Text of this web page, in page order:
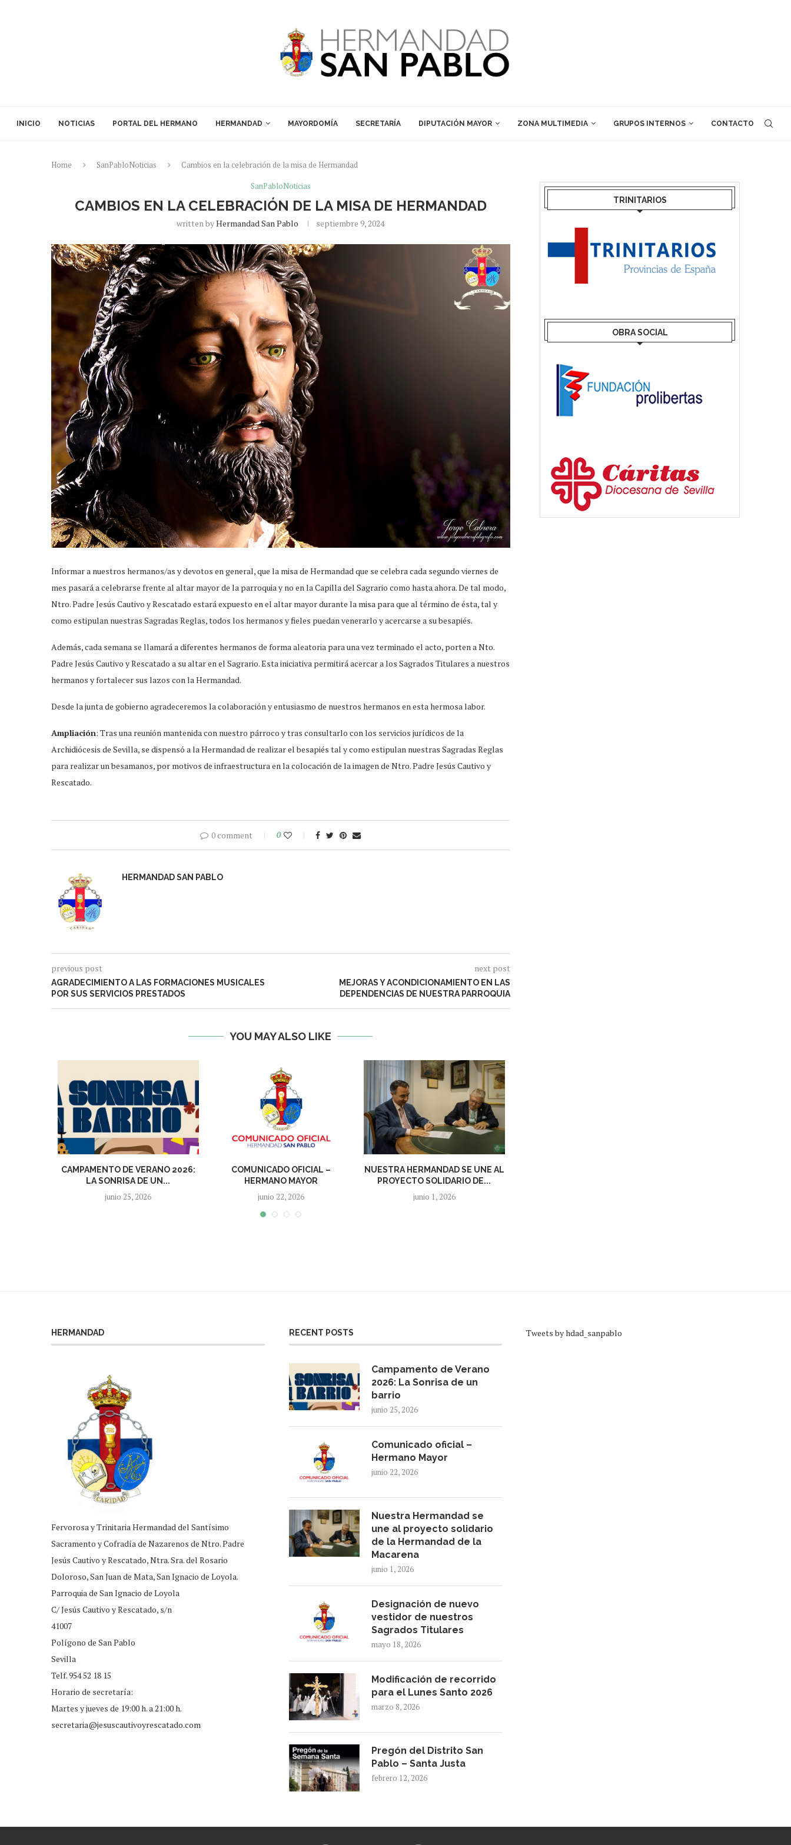
INICIO NOTICIAS PORTAL DEL HERMANO HERMANDAD MAYORDOMÍA SECRETARÍA DIPUTACIÓN MAYOR ZONA MULTIMEDIA GRUPOS INTERNOS CONTACTO
Home SanPabloNoticias
Cambios en la celebración de la misa de Hermandad
SanPabloNoticias
CAMBIOS EN LA CELEBRACIÓN DE LA MISA DE HERMANDAD
written byHermandad San Pablo septiembre 9, 2024
Informar a nuestros hermanos/as y devotos en general, que la misa de Hermandad que se celebra cada segundo viernes de
mes pasará a celebrarse frente al altar mayor de la parroquia y no en la Capilla del Sagrario como hasta ahora. De tal modo,
Ntro. Padre Jesús Cautivo y Rescatado estará expuesto en el altar mayor durante la misa para que al término de ésta, tal y
como estipulan nuestras Sagradas Reglas, todos los hermanos y fieles puedan venerarlo y acercarse a su besapiés.
Además, cada semana se llamará a diferentes hermanos de forma aleatoria para una vez terminado el acto, porten a Nto.
Padre Jesús Cautivo y Rescatado a su altar en el Sagrario. Esta iniciativa permitirá acercar a los Sagrados Titulares a nuestros
hermanos y fortalecer sus lazos con la Hermandad.
Desde la junta de gobierno agradeceremos la colaboración y entusiasmo de nuestros hermanos en esta hermosa labor.
Ampliación: Tras una reunión mantenida con nuestro párroco y tras consultarlo con los servicios jurídicos de la
Archidiócesis de Sevilla, se dispensó a la Hermandad de realizar el besapiés tal y como estipulan nuestras Sagradas Reglas
para realizar un besamanos, por motivos de infraestructura en la colocación de la imagen de Ntro. Padre Jesús Cautivo y
Rescatado.
0 comment 0
HERMANDAD SAN PABLO
previous post
AGRADECIMIENTO A LAS FORMACIONES MUSICALES
POR SUS SERVICIOS PRESTADOS
next post
MEJORAS Y ACONDICIONAMIENTO EN LAS
DEPENDENCIAS DE NUESTRA PARROQUIA
YOU MAY ALSO LIKE
CAMPAMENTO DE VERANO 2026:
LA SONRISA DE UN...
junio 25, 2026
COMUNICADO OFICIAL –
HERMANO MAYOR
junio 22, 2026
NUESTRA HERMANDAD SE UNE AL
PROYECTO SOLIDARIO DE...
junio 1, 2026
TRINITARIOS
OBRA SOCIAL
HERMANDAD
Fervorosa y Trinitaria Hermandad del Santísimo
Sacramento y Cofradía de Nazarenos de Ntro. Padre
Jesús Cautivo y Rescatado, Ntra. Sra. del Rosario
Doloroso, San Juan de Mata, San Ignacio de Loyola.
Parroquia de San Ignacio de Loyola
C/ Jesús Cautivo y Rescatado, s/n
41007
Polígono de San Pablo
Sevilla
Telf. 954 52 18 15
Horario de secretaría:
Martes y jueves de 19:00 h. a 21:00 h.
secretaria@jesuscautivoyrescatado.com
RECENT POSTS
Campamento de Verano
2026: La Sonrisa de un
barrio
junio 25, 2026
Comunicado oficial –
Hermano Mayor
junio 22, 2026
Nuestra Hermandad se
une al proyecto solidario
de la Hermandad de la
Macarena
junio 1, 2026
Designación de nuevo
vestidor de nuestros
Sagrados Titulares
mayo 18, 2026
Modificación de recorrido
para el Lunes Santo 2026
marzo 8, 2026
Pregón del Distrito San
Pablo – Santa Justa
febrero 12, 2026
Tweets by hdad_sanpablo